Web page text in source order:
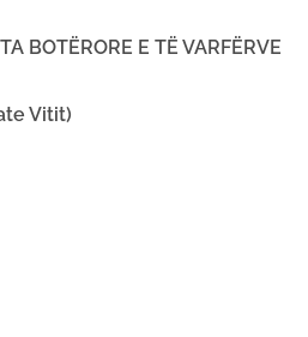
BOTËRORE E TË VARFËRVE
Vitit)